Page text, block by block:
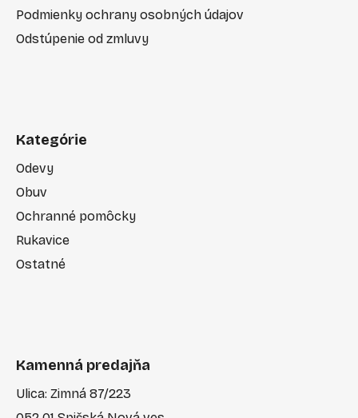
Podmienky ochrany osobných údajov
Odstúpenie od zmluvy
Kategórie
Odevy
Obuv
Ochranné pomôcky
Rukavice
Ostatné
Kamenná predajňa
Ulica: Zimná 87/223